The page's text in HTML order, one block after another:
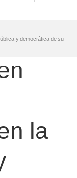
y democrática de su
la